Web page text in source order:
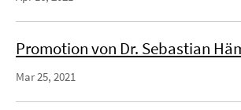
Promotion von Dr. Sebastian
Mar 25, 2021